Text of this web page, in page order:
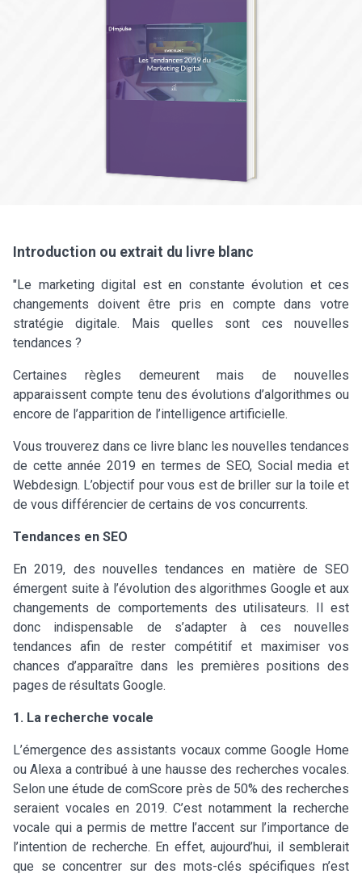
Introduction ou extrait du livre blanc
"Le marketing digital est en constante évolution et ces
changements doivent être pris en compte dans votre
stratégie digitale. Mais quelles sont ces nouvelles
tendances ?
Certaines règles demeurent mais de nouvelles
apparaissent compte tenu des évolutions d’algorithmes ou
encore de l’apparition de l’intelligence artificielle.
Vous trouverez dans ce livre blanc les nouvelles tendances
de cette année 2019 en termes de SEO, Social media et
Webdesign. L’objectif pour vous est de briller sur la toile et
de vous différencier de certains de vos concurrents.
Tendances en SEO
En 2019, des nouvelles tendances en matière de SEO
émergent suite à l’évolution des algorithmes Google et aux
changements de comportements des utilisateurs. Il est
donc indispensable de s’adapter à ces nouvelles
tendances afin de rester compétitif et maximiser vos
chances d’apparaître dans les premières positions des
pages de résultats Google.
1. La recherche vocale
L’émergence des assistants vocaux comme Google Home
ou Alexa a contribué à une hausse des recherches vocales.
Selon une étude de comScore près de 50% des recherches
seraient vocales en 2019. C’est notamment la recherche
vocale qui a permis de mettre l’accent sur l’importance de
l’intention de recherche. En effet, aujourd’hui, il semblerait
que se concentrer sur des mots-clés spécifiques n’est